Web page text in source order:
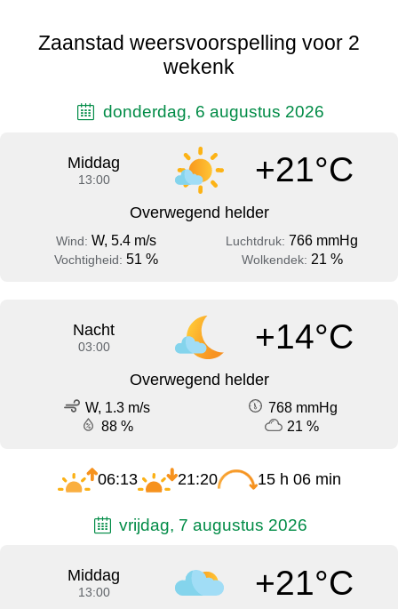
Zaanstad weersvoorspelling voor 2
wekenk
donderdag, 6 augustus 2026
Middag
13:00 +21°C
Overwegend helder
Wind: W, 5.4 m/s Luchtdruk: 766 mmHg
Vochtigheid: 51 % Wolkendek: 21 %
Nacht
03:00 +14°C
Overwegend helder
W, 1.3 m/s
768 mmHg
88 %
21 %
06:13 21:20 15 h 06 min
vrijdag, 7 augustus 2026
Middag
13:00 +21°C